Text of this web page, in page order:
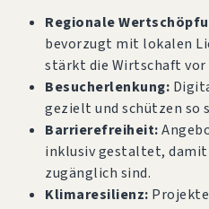
Regionale
bevorzugt mit lokalen
stärkt die Wirtschaft vor
Besucherlenkung:
gezielt und schützen so
Barrierefreiheit:
inklusiv gestaltet,
zugänglich sind.
Klimaresilienz: